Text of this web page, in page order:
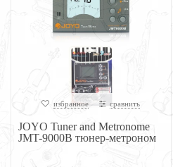
избранное сравнить
JOYO Tuner and Metronome
JMT-9000B тюнер-метроном